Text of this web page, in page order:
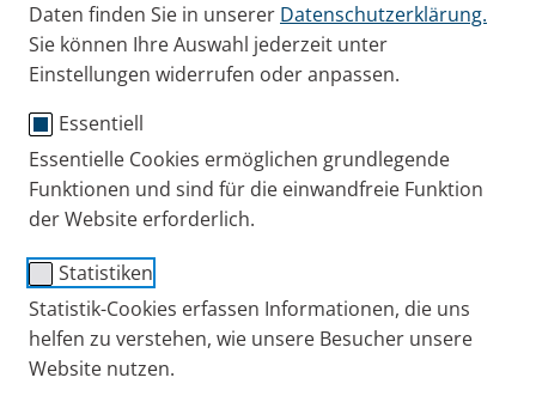
Daten finden Sie in unserer Datenschutzerklärung.
Sie können Ihre Auswahl jederzeit unter
Einstellungen widerrufen oder anpassen.
Essentiell
Essentielle Cookies ermöglichen grundlegende
Funktionen und sind für die einwandfreie Funktion
der Website erforderlich.
Statistiken
Statistik-Cookies erfassen Informationen, die uns
helfen zu verstehen, wie unsere Besucher unsere
Website nutzen.
easycare
Reinigungshilfe für
eFlow®rapid Aerosolerzeuger
Gebrauchsanweisung
easycare Cleaning aid for aerosol head
Bestell-Nr.: 078G6100